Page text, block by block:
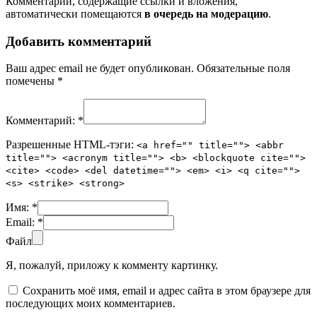
автоматически помещаются в очередь на модерацию.
Добавить комментарий
Ваш адрес email не будет опубликован. Обязательные поля
помечены *
Комментарий: *
Разрешенные HTML-тэги: <a href="" title=""> <abbr
title=""> <acronym title=""> <b> <blockquote cite="">
<cite> <code> <del datetime=""> <em> <i> <q cite="">
<s> <strike> <strong>
Имя: *
Email: *
Файл
Я, пожалуй, приложу к комменту картинку.
Сохранить моё имя, email и адрес сайта в этом браузере для
последующих моих комментариев.